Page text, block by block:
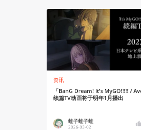
资讯
「BanG Dream! It's MyGO!!!!! /
续篇TV动画将于明年1月播出
蛙子蛙子蛙
2026-03-02